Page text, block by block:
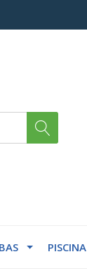
PISCINA